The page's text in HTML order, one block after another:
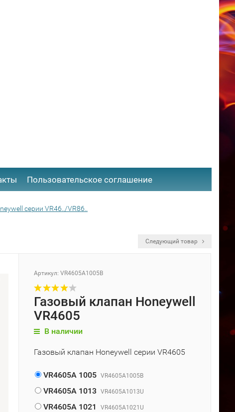
​Пользовательское соглашение
серии VR46../VR86..
Следующий товар
Артикул: VR4605A1005B
Газовый клапан Honeywell
VR4605
В наличии
Газовый клапан Honeywell серии VR4605
VR4605A 1005 VR4605A1005B
VR4605A 1013 VR4605A1013U
VR4605A 1021 VR4605A1021U